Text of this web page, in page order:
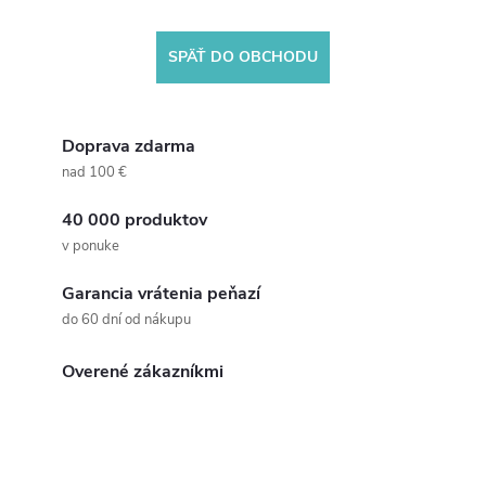
SPÄŤ DO OBCHODU
Doprava zdarma
nad 100 €
40 000 produktov
v ponuke
Garancia vrátenia peňazí
do 60 dní od nákupu
Overené zákazníkmi